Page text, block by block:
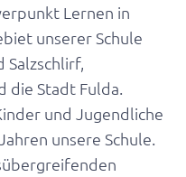
Lernen in
unserer Schule
Salzschlirf,
die Stadt Fulda.
und Jugendliche
unsere Schule.